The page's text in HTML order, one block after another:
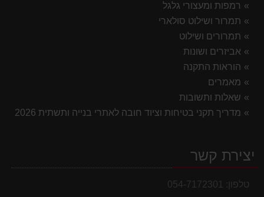
רמפות ומעצורי גלגל
תמרור ושילוט סולארי
תמרורים ושילוט
אביזרים ושונות
הוראות התקנה
מאמרים
שאלות ותשובות
מדריך תקני בטיחות וציוד חובה לאתרי בנייה ותשתית 2026
יצירת קשר
טלפון: 054-7172301